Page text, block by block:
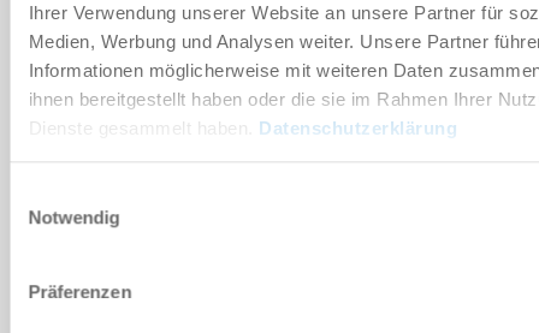
Ihrer Verwendung unserer Website an unsere Partner für
Medien, Werbung und Analysen weiter. Unsere Partner
Informationen möglicherweise mit weiteren Daten
ihnen bereitgestellt haben oder die sie im Rahmen Ihrer
Dienste gesammelt haben. Datenschutzerklärung
Notwendig
Präferenzen
다운로드
PDF 데이터시트